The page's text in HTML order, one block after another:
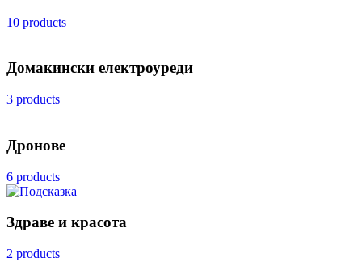
10 products
Домакински електроуреди
3 products
Дронове
6 products
Здраве и красота
2 products